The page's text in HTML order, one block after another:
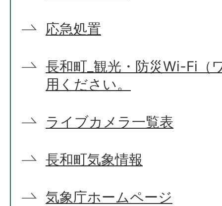
応急処置
長和町_観光・防災Wi-Fi（
用ください。
ライブカメラ一覧表
長和町気象情報
気象庁ホームページ